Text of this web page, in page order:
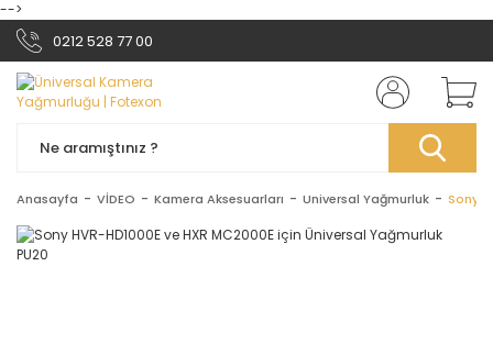
-->
0212 528 77 00
Anasayfa VİDEO Kamera Aksesuarları Universal Yağmurluk Sony